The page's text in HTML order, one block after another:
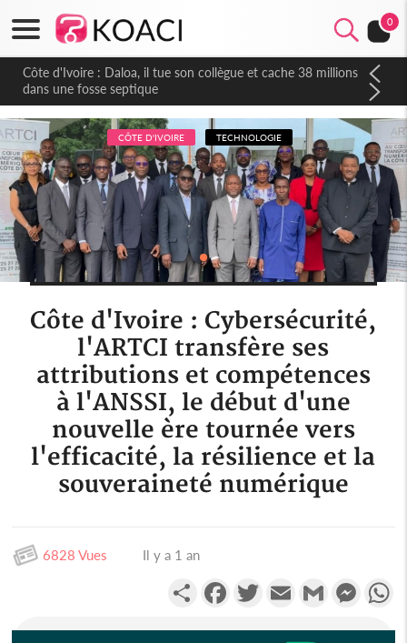
0
Côte d'Ivoire : Daloa, il tue son collègue et cache 38 millions
dans une fosse septique
CÔTE D'IVOIRE TECHNOLOGIE
Côte d'Ivoire : Cybersécurité,
l'ARTCI transfère ses
attributions et compétences
à l'ANSSI, le début d'une
nouvelle ère tournée vers
l'efficacité, la résilience et la
souveraineté numérique
6828 Vues Il y a 1 an
PartagerFacebookTwitterEmail Gmail